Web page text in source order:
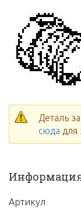
Деталь
сюда для
Информация
Артикул